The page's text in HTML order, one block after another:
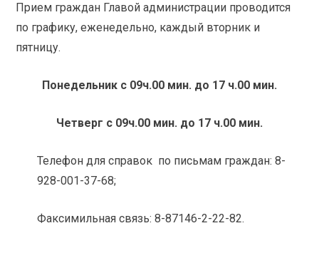
Прием граждан Главой администрации проводится
по графику, еженедельно, каждый вторник и
пятницу.
Понедельник с 09ч.00 мин. до 17 ч.00 мин.
Четверг с 09ч.00 мин. до 17 ч.00 мин.
Телефон для справок по письмам граждан: 8-
928-001-37-68;
Факсимильная связь: 8-87146-2-22-82.